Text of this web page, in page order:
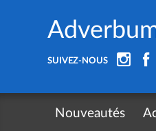
SUIVEZ-NOUS
Nouveautés